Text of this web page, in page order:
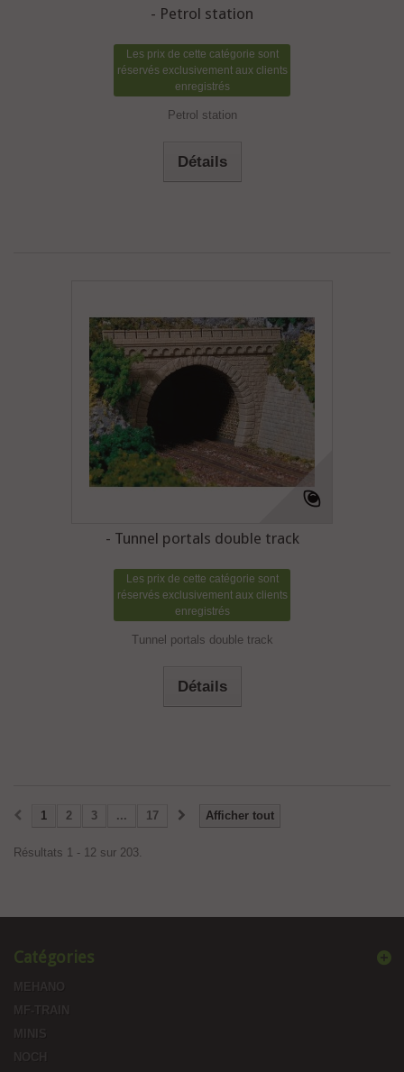
- Petrol station
Les prix de cette catégorie sont
réservés exclusivement aux clients
enregistrés
Petrol station
Détails
- Tunnel portals double track
Les prix de cette catégorie sont
réservés exclusivement aux clients
enregistrés
Tunnel portals double track
Détails
Afficher tout
1 2 3 ... 17
Résultats 1 - 12 sur 203.
Catégories
MEHANO
MF-TRAIN
MINIS
NOCH